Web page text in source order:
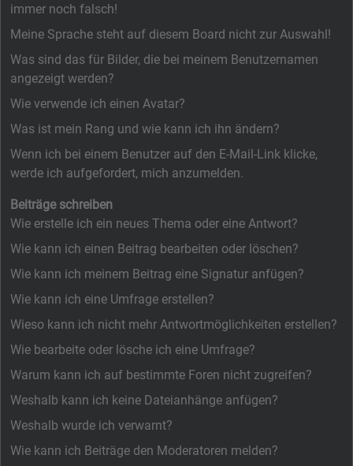
immer noch falsch!
Meine Sprache steht auf diesem Board nicht zur Auswahl!
Was sind das für Bilder, die bei meinem Benutzernamen
angezeigt werden?
Wie verwende ich einen Avatar?
Was ist mein Rang und wie kann ich ihn ändern?
Wenn ich bei einem Benutzer auf den E-Mail-Link klicke,
werde ich aufgefordert, mich anzumelden.
Beiträge schreiben
Wie erstelle ich ein neues Thema oder eine Antwort?
Wie kann ich einen Beitrag bearbeiten oder löschen?
Wie kann ich meinem Beitrag eine Signatur anfügen?
Wie kann ich eine Umfrage erstellen?
Wieso kann ich nicht mehr Antwortmöglichkeiten erstellen?
Wie bearbeite oder lösche ich eine Umfrage?
Warum kann ich auf bestimmte Foren nicht zugreifen?
Weshalb kann ich keine Dateianhänge anfügen?
Weshalb wurde ich verwarnt?
Wie kann ich Beiträge den Moderatoren melden?